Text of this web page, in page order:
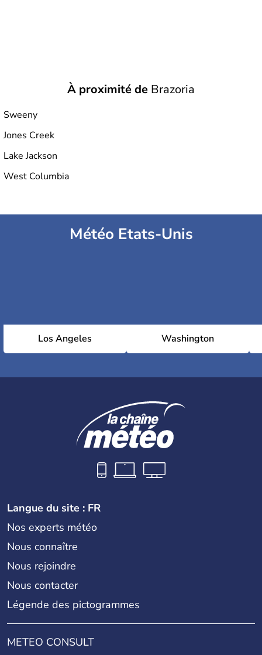
À proximité de Brazoria
Sweeny
Jones Creek
Lake Jackson
West Columbia
Météo Etats-Unis
Los Angeles Washington
Langue du site : FR
Nos experts météo
Nous connaître
Nous rejoindre
Nous contacter
Légende des pictogrammes
METEO CONSULT